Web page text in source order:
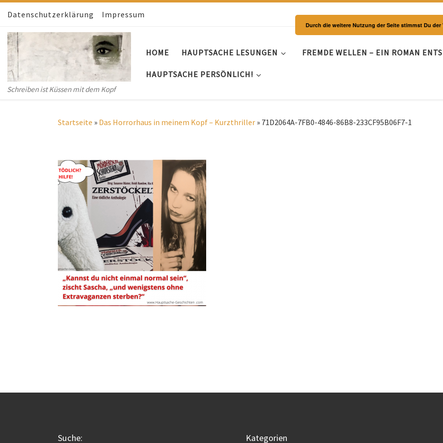
Zum Inhalt springen
Datenschutzerklärung Impressum
Schreiben ist Küssen mit dem Kopf
HOME HAUPTSACHE LESUNGEN FREMDE WELLEN – EIN ROMAN
HAUPTSACHE PERSÖNLICH!
Startseite » Das Horrorhaus in meinem Kopf – Kurzthriller » 71D2064A-7FB0-4846-86B8-233CF95B06F7-1
Suche: Kategorien
Durch die weitere Nutzung der Seite stimmst Du